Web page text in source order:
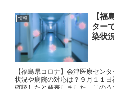
情報
【福
ター
染状
【福島県コロナ】会津医療セン
状況や病院の対応は？９月１１